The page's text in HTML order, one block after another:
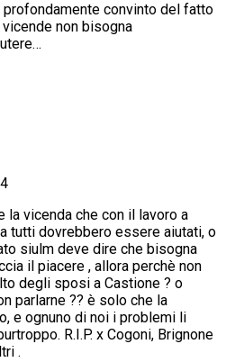
profondamente convinto del fatto
non bisogna
la vicenda che con il lavoro a
tutti dovrebbero essere aiutati, o
siulm deve dire che bisogna
il piacere , allora perchè non
degli sposi a Castione ? o
parlarne ?? è solo che la
e ognuno di noi i problemi li
R.I.P. x Cogoni, Brignone
.